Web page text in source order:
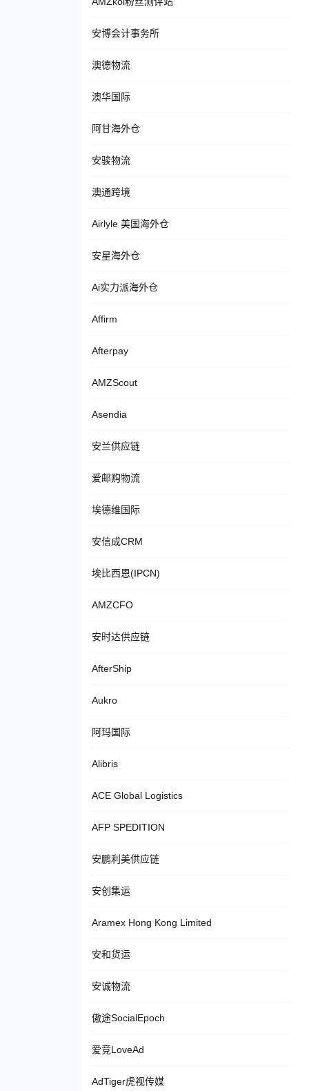
安博会计事务所
澳德物流
澳华国际
阿甘海外仓
安骏物流
澳通跨境
Airlyle 美国海外仓
安星海外仓
Ai实力派海外仓
Affirm
Afterpay
AMZScout
Asendia
安兰供应链
爱邮购物流
埃德维国际
安信成CRM
埃比西恩(IPCN)
AMZCFO
安时达供应链
AfterShip
Aukro
阿玛国际
Alibris
ACE Global Logistics
AFP SPEDITION
安鹏利美供应链
安创集运
Aramex Hong Kong Limited
安和货运
安诚物流
傲途SocialEpoch
爱竞LoveAd
AdTiger虎视传媒